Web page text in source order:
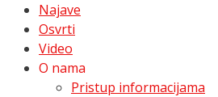
Najave
Osvrti
Video
O nama
Pristup informacijama